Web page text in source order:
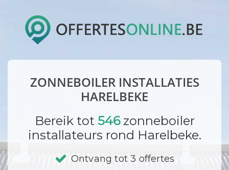
ZONNEBOILER INSTALLATIES
HARELBEKE
Bereik tot 546zonneboiler
installateurs rond Harelbeke.
Ontvang tot 3 offertes